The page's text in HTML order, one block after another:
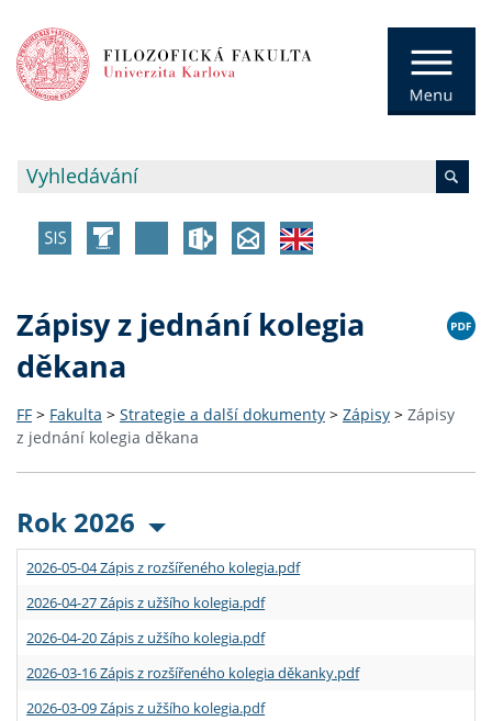
Zápisy z jednání kolegia
děkana
FF > Fakulta > Strategie a další dokumenty > Zápisy > Zápisy
z jednání kolegia děkana
Rok 2026
2026-05-04 Zápis z rozšířeného kolegia.pdf
2026-04-27 Zápis z užšího kolegia.pdf
2026-04-20 Zápis z užšího kolegia.pdf
2026-03-16 Zápis z rozšířeného kolegia děkanky.pdf
2026-03-09 Zápis z užšího kolegia.pdf